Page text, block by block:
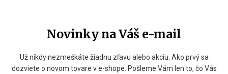
Novinky na Váš e-mail
Už nikdy nezmeškáte žiadnu zľavu alebo akciu. Ako prvý sa
dozviete o novom tovare v e-shope. Pošleme Vám len to, čo Vás